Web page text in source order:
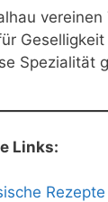
Spezialität
Links: